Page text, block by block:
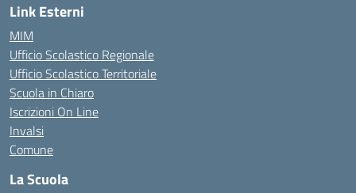
Link Esterni
MIM
Ufficio Scolastico Regionale
Ufficio Scolastico Territoriale
Scuola in Chiaro
Iscrizioni On Line
Invalsi
Comune
La Scuola